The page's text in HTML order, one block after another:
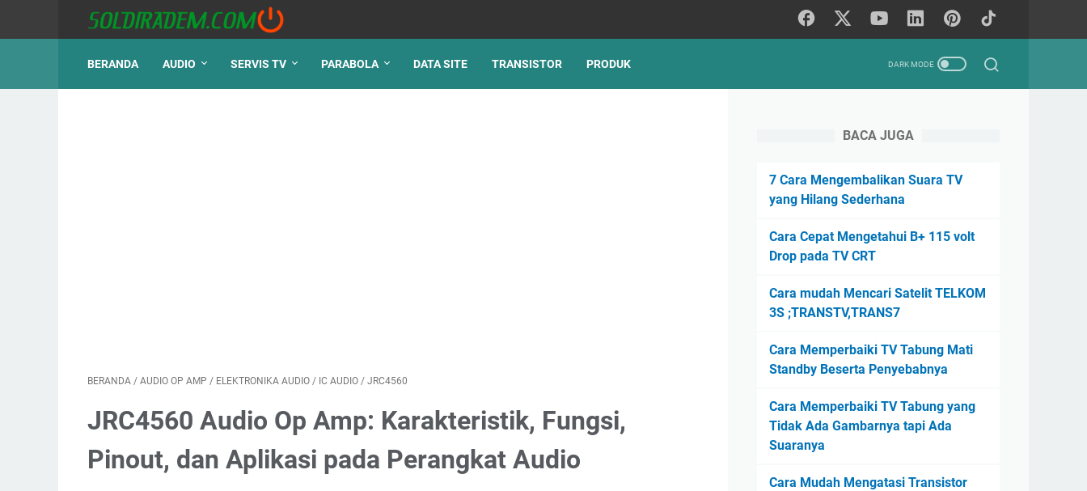
BERANDA AUDIO SERVIS TV PARABOLA DATA SITE TRANSISTOR PRODUK
BERANDA / AUDIO OP AMP / ELEKTRONIKA AUDIO / IC AUDIO / JRC4560
JRC4560 Audio Op Amp: Karakteristik, Fungsi,
Pinout, dan Aplikasi pada Perangkat Audio
BACA JUGA
7 Cara Mengembalikan Suara TV
yang Hilang Sederhana
Cara Cepat Mengetahui B+ 115 volt
Drop pada TV CRT
Cara mudah Mencari Satelit TELKOM
3S ;TRANSTV,TRANS7
Cara Memperbaiki TV Tabung Mati
Standby Beserta Penyebabnya
Cara Memperbaiki TV Tabung yang
Tidak Ada Gambarnya tapi Ada
Suaranya
Cara Mudah Mengatasi Transistor